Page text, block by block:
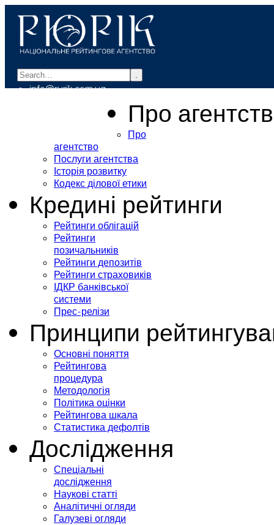
.
info@rurik.com.ua
Про
Про
агентство
Послуги агентства
Історія розвитку
Кодекс ділової етики
Кредині рейтинги
Рейтинги облігацій
Рейтинги
позичальників
Рейтинги депозитів
Рейтинги страховиків
ІДКР банківської
системи
Прес-релізи
Принципи
Основні поняття
Рейтингова
процедура
Методологія
Політика оцінки
Рейтингова шкала
Статистика дефолтів
Дослідження
Спеціальні
дослідження
Наукові статті
Аналітичні огляди
Галузеві огляди